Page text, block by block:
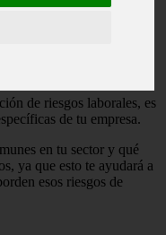
empresa
de riesgos laborales, es
de tu empresa.
en tu sector y qué
ya que esto te ayudará a
esos riesgos de